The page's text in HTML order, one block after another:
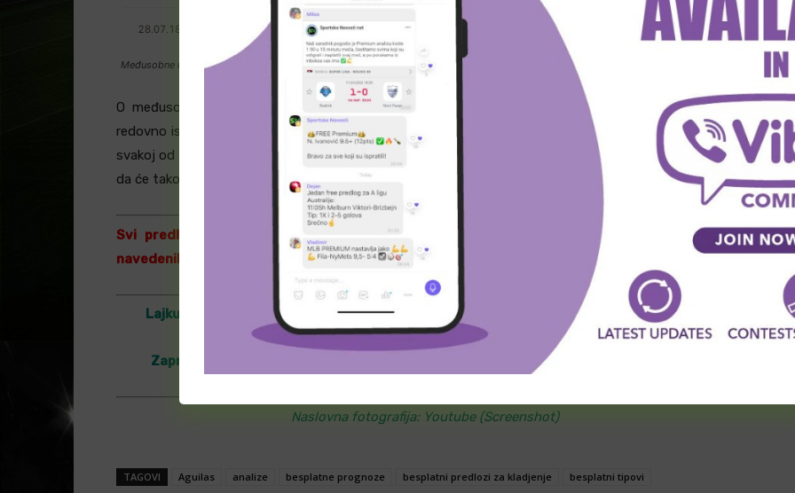
Međusobne utakmice: Envigado – Aguilas (www.flashscore.com)
O međusobnim okršajima ovih dveju ekipa smo pisali nekoliko puta i neverovatno je da su nas
redovno ispoštovali. Naime, i Envigado i Aguilas Dorados su uspeli da postignu po bar jedan gol na
svakoj od poslednjih 12 ligaških utakmica, odnosno tip ”GG” je bio dobitan 12 puta u nizu. Ako mislite
da će tako biti i na večerašnjem susretu ovaj tip možete odigrati po solidnoj kvoti od 1,95.
Svi predlozi su zasnovani isključivo na statistici i rezultatima sa međusobnih susreta
navedenih ekipa. Predlozi nisu ”100% sigurni” i igrate ih na sopstvenu odgovornost.
Lajkujte našu Facebook stranicu–https://www.facebook.com/sportskenovosti.net/
Zapratite nas i na Instagramu https://www.instagram.com/sportskenovostinet/
Naslovna fotografija: Youtube (Screenshot)
TAGOVI Aguilas analize besplatne prognoze besplatni predlozi za kladjenje
besplatni tipovi